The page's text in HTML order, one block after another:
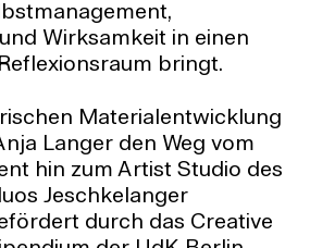
Wirksamkeit in einen
bringt.
Materialentwicklung
Langer den Weg vom
hin zum Artist Studio des
Jeschkelanger
durch das Creative